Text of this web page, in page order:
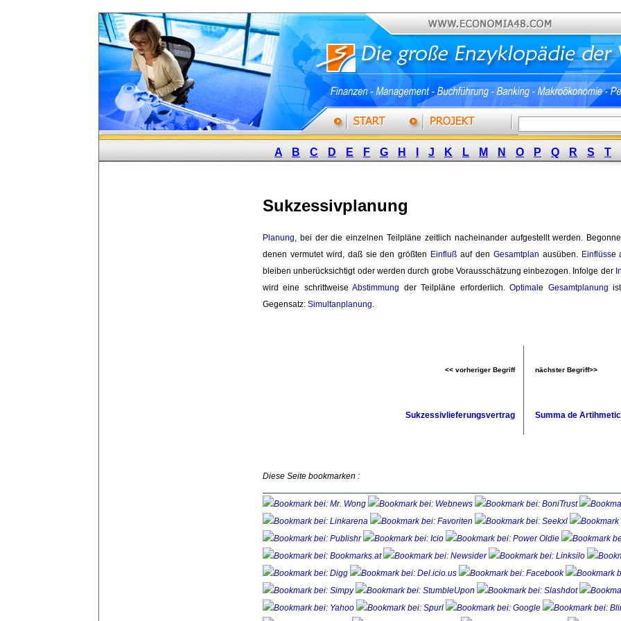
A B C D E F G H J K L M N O P Q R S T
Sukzessivplanung
Planung, bei der die einzelnen Teilpläne zeitlich nacheinander aufgestellt werden.
denen vermutet wird, daß sie den größten Einfluß auf den Gesamtplan ausüben. Einflüsse
bleiben unberücksichtigt oder werden durch grobe Vorausschätzung einbezogen. Infolge der
wird eine schrittweiseAbstimmung der Teilpläne erforderlich. Optimale Gesamtplanung
Gegensatz: Simultanplanung.
<< vorheriger Begriff nächster Begriff>>
Sukzessivlieferungsvertrag Summa de
Diese Seite bookmarken :